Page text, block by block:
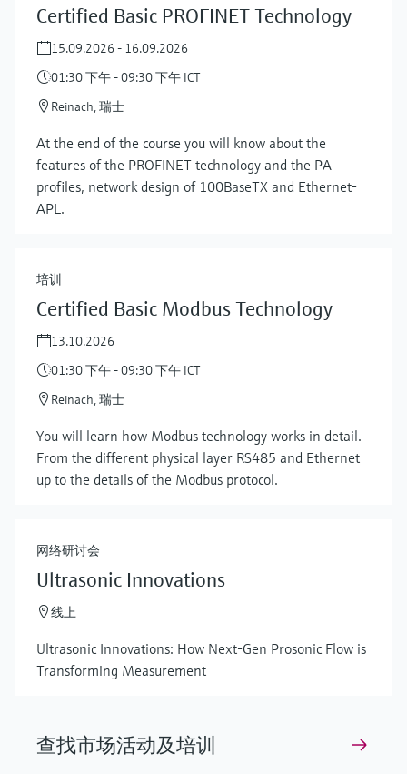
Certified Basic PROFINET Technology
15.09.2026 - 16.09.2026
01:30 下午 - 09:30 下午 ICT
Reinach, 瑞士
At the end of the course you will know about the
features of the PROFINET technology and the PA
profiles, network design of 100BaseTX and Ethernet-
APL.
培训
Certified Basic Modbus Technology
13.10.2026
01:30 下午 - 09:30 下午 ICT
Reinach, 瑞士
You will learn how Modbus technology works in detail.
From the different physical layer RS485 and Ethernet
up to the details of the Modbus protocol.
网络研讨会
Ultrasonic Innovations
线上
Ultrasonic Innovations: How Next-Gen Prosonic Flow is
Transforming Measurement
查找市场活动及培训